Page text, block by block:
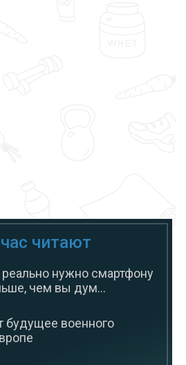
читают
нужно смартфону
чем вы дум...
будущее военного